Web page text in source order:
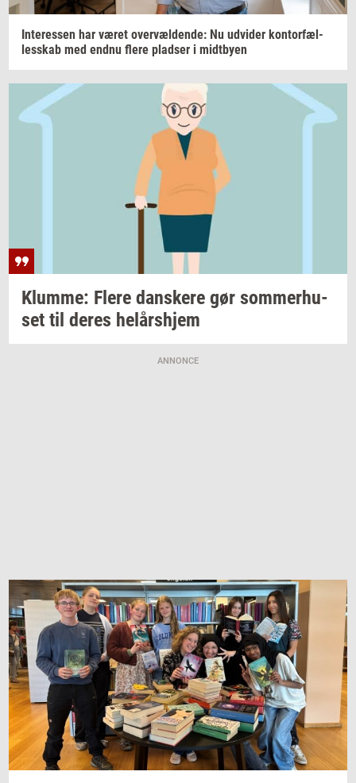
In­ter­es­sen har været over­væl­den­de: Nu ud­vi­der kon­tor­fæl­
les­skab med endnu flere plad­ser i midt­by­en
Klum­me: Flere dan­ske­re gør som­mer­hu­
set til deres helårs­hjem
ANNONCE